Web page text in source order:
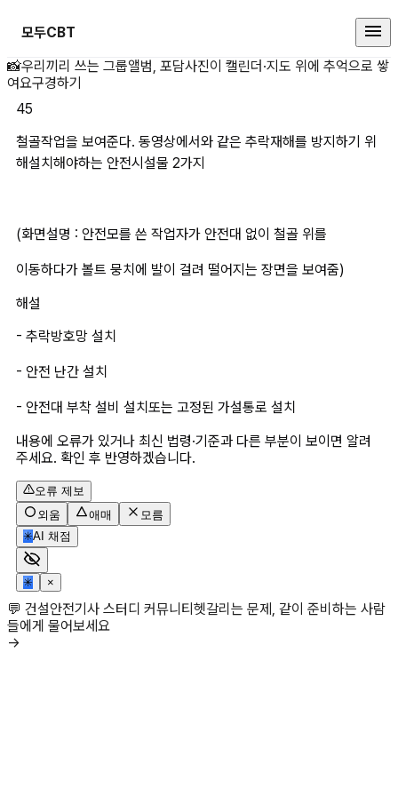
모두CBT
철골작업을 보여준다. 동영상에서
📸우리끼리 쓰는 그룹앨범, 포담사진이 캘린더·지도 위에 추억으로 쌓
여요구경하기
45
철골작업을 보여준다. 동영상에서와 같은 추락재해를 방지하기 위
해설치해야하는 안전시설물 2가지
(화면설명 : 안전모를 쓴 작업자가 안전대 없이 철골 위를
이동하다가 볼트 뭉치에 발이 걸려 떨어지는 장면을 보여줌)
해설
- 추락방호망 설치
- 안전 난간 설치
- 안전대 부착 설비 설치또는 고정된 가설통로 설치
내용에 오류가 있거나 최신 법령·기준과 다른 부분이 보이면 알려
주세요. 확인 후 반영하겠습니다.
오류 제보
외움
애매
모름
✳AI 채점
✳ ×
💬 건설안전기사 스터디 커뮤니티헷갈리는 문제, 같이 준비하는 사람
들에게 물어보세요
→